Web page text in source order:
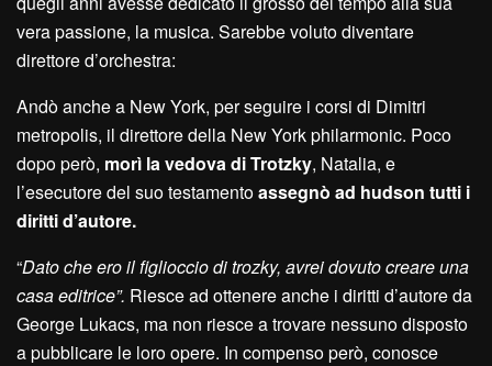
vera passione, la musica. Sarebbe voluto diventare
direttore d’orchestra:
Andò anche a New York, per seguire i corsi di Dimitri
metropolis, il direttore della New York philarmonic. Poco
dopo però, morì la vedova di Trotzky, Natalia, e
l’esecutore del suo testamentoassegnò ad hudson tutti i
diritti d’autore.
“Dato che ero il figlioccio di trozky, avrei dovuto creare una
casa editrice”. Riesce ad ottenere anche i diritti d’autore da
George Lukacs, ma non riesce a trovare nessuno disposto
a pubblicare le loro opere. In compenso però, conosce